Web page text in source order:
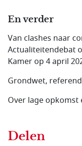
En verder
Van clashes naar
Actualiteitendebat
Kamer op 4 april
Grondwet,
Over lage
Delen